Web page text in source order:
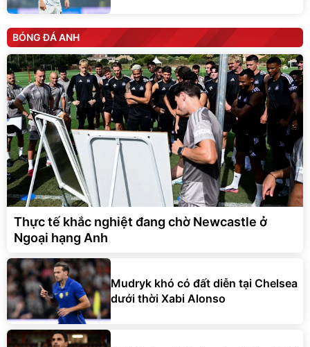
BÓNG ĐÁ ANH
Thực tế khắc nghiệt đang chờ Newcastle ở
Ngoại hạng Anh
Mudryk khó có đất diễn tại Chelsea
dưới thời Xabi Alonso